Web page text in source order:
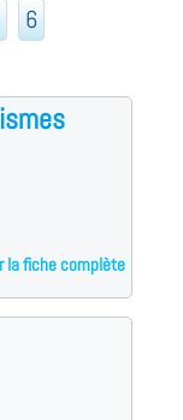
6
la fiche complète